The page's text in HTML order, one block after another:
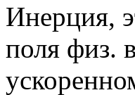
Инерция,
поля физ.